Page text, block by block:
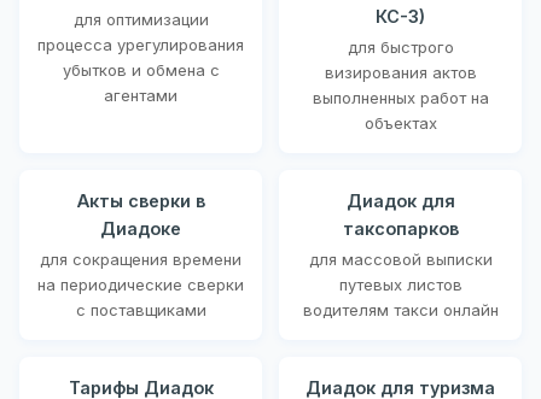
для оптимизации
процесса урегулирования
убытков и обмена с
агентами
КС-3)
для быстрого
визирования актов
выполненных работ на
объектах
Акты сверки в
Диадоке
для сокращения времени
на периодические сверки
с поставщиками
Диадок для
таксопарков
для массовой выписки
путевых листов
водителям такси онлайн
Тарифы Диадок Диадок для туризма